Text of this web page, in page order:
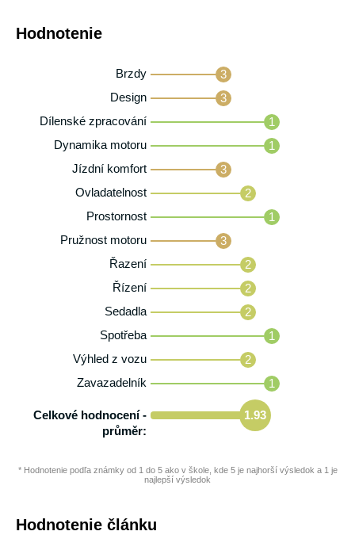
Hodnotenie
Brzdy
3
Design
3
Dílenské zpracování
1
Dynamika motoru
1
Jízdní komfort
3
Ovladatelnost
2
Prostornost
1
Pružnost motoru
3
Řazení
2
Řízení
2
Sedadla
2
Spotřeba
1
Výhled z vozu
2
Zavazadelník
1
Celkové hodnocení -
průměr:
1.93
* Hodnotenie podľa známky od 1 do 5 ako v škole, kde 5 je najhorší výsledok a 1 je
najlepší výsledok
Hodnotenie článku